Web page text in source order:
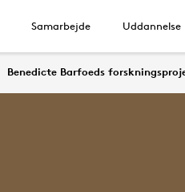
Samarbejde Uddannelse
Benedicte Barfoeds